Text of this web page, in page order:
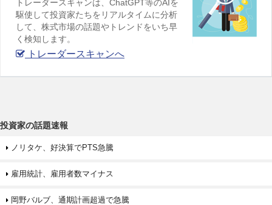
トレーダースキャンは、ChatGPT等のAIを
駆使して投資家たちをリアルタイムに分析
して、株式市場の話題やトレンドをいち早
く検知します。
トレーダースキャンへ
投資家の話題速報
ノリタケ、好決算でPTS急騰
雇用統計、雇用者数マイナス
岡野バルブ、通期計画超過で急騰